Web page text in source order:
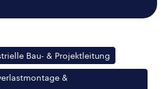
Bau- & Projektleitung
&